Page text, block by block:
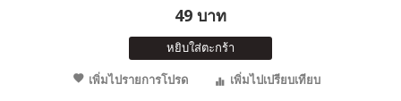
49 บาท
หยิบใส่ตะกร้า
เพิ่มไปรายการโปรด
เพิ่มไปเปรียบเทียบ